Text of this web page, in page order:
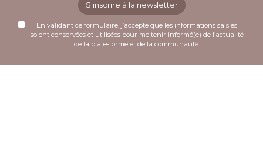
S'inscrire à la newsletter
En validant ce formulaire, j’accepte que les informations saisies
soient conservées et utilisées pour me tenir informé(e) de l’actualité
de la plate-forme et de la communauté.